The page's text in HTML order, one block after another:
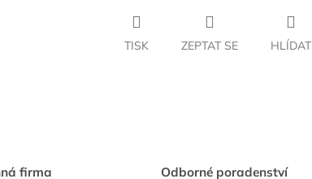
TISK ZEPTAT SE HLÍDAT
firma Odborné poradenství